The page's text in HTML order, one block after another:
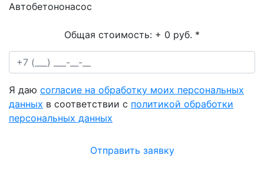
Автобетононасос
Общая стоимость: + 0 руб. *
Я даю согласие на обработку моих персональных
данных в соответствии с политикой обработки
персональных данных
Отправить заявку